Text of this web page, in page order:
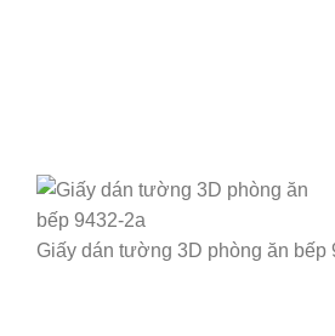
Giấy dán tường 3D phòng ăn bếp